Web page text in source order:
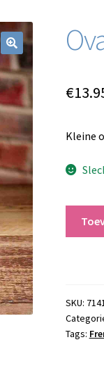
€
Kleine
small
aantal
SKU:
Tags: